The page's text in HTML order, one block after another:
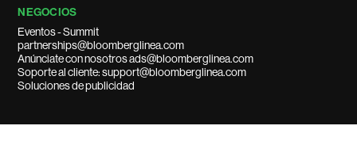
NEGOCIOS
Eventos - Summit
partnerships@bloomberglinea.com
Anúnciate con nosotros ads@bloomberglinea.com
Soporte al cliente: support@bloomberglinea.com
Soluciones de publicidad